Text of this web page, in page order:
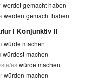
werdet gemacht haben
werden gemacht haben
I Konjunktiv II
würde machen
würdest machen
eswürde machen
würden machen